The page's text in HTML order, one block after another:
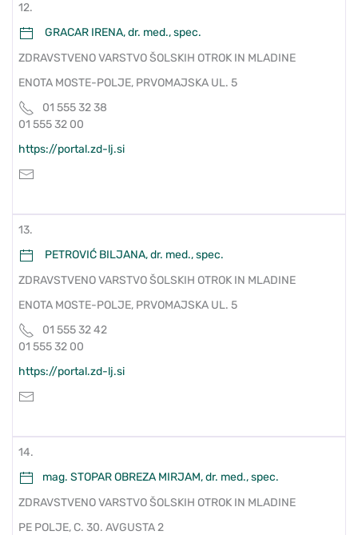
12.
GRACAR IRENA, dr. med., spec.
ZDRAVSTVENO VARSTVO ŠOLSKIH OTROK IN MLADINE
ENOTA MOSTE-POLJE, PRVOMAJSKA UL. 5
01 555 32 38
01 555 32 00
https://portal.zd-lj.si
13.
PETROVIĆ BILJANA, dr. med., spec.
ZDRAVSTVENO VARSTVO ŠOLSKIH OTROK IN MLADINE
ENOTA MOSTE-POLJE, PRVOMAJSKA UL. 5
01 555 32 42
01 555 32 00
https://portal.zd-lj.si
14.
mag. STOPAR OBREZA MIRJAM, dr. med., spec.
ZDRAVSTVENO VARSTVO ŠOLSKIH OTROK IN MLADINE
PE POLJE, C. 30. AVGUSTA 2